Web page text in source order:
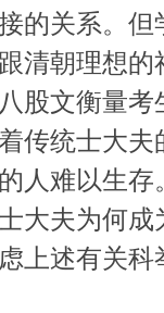
的关系。
清朝理想
股文衡量
传统士大
人难以生
大夫为何
上述有关